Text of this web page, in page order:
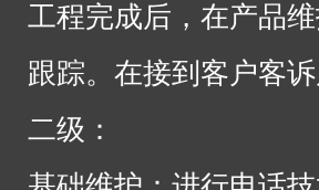
工程完成后，在产品
跟踪。在接到客户客
二级：